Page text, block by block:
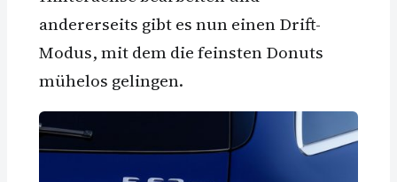
andererseits gibt es nun einen Drift-
Modus, mit dem die feinsten Donuts
mühelos gelingen.